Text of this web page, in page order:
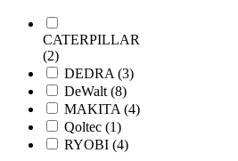
CATERPILLAR
(2)
DEDRA (3)
DeWalt (8)
MAKITA (4)
Qoltec (1)
RYOBI (4)